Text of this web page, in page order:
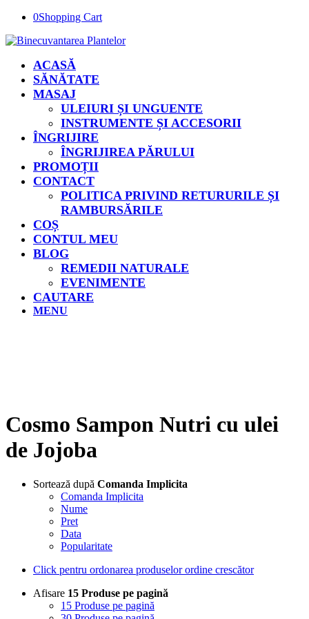
0Shopping Cart
ACASĂ
SĂNĂTATE
MASAJ
ULEIURI ȘI UNGUENTE
INSTRUMENTE ȘI ACCESORII
ÎNGRIJIRE
ÎNGRIJIREA PĂRULUI
PROMOȚII
CONTACT
POLITICA PRIVIND RETURURILE ȘI
RAMBURSĂRILE
COȘ
CONTUL MEU
BLOG
REMEDII NATURALE
EVENIMENTE
CAUTARE
MENU
Cosmo Sampon Nutri cu ulei
de Jojoba
Sortează după Comanda Implicita
Comanda Implicita
Nume
Pret
Data
Popularitate
Click pentru ordonarea produselor ordine crescător
Afisare 15 Produse pe pagină
15 Produse pe pagină